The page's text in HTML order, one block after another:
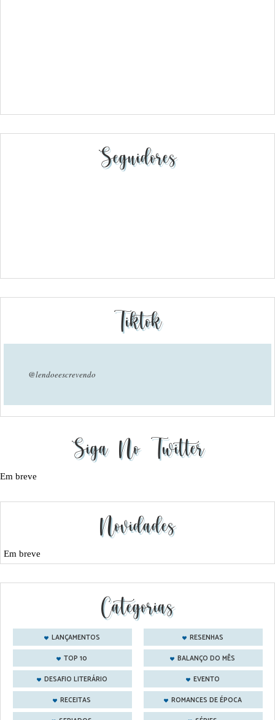
Seguidores
Tiktok
@lendoeescrevendo
Siga No Twitter
Em breve
Novidades
Em breve
Categorias
LANÇAMENTOS
RESENHAS
TOP 10
BALANÇO DO MÊS
DESAFIO LITERÁRIO
EVENTO
RECEITAS
ROMANCES DE ÉPOCA